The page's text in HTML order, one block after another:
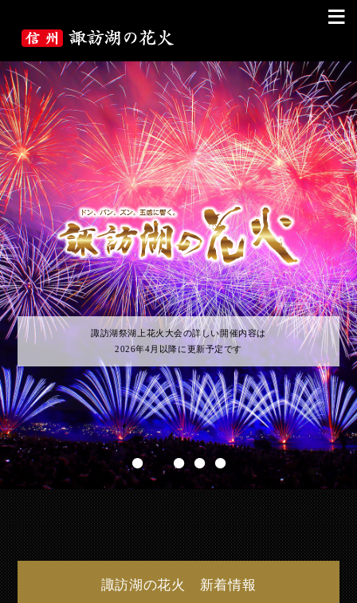
≡
1 2 3 4 5
諏訪湖祭湖上花火大会の詳しい開催内容は
2026年4月以降に更新予定です
諏訪湖の花火 新着情報